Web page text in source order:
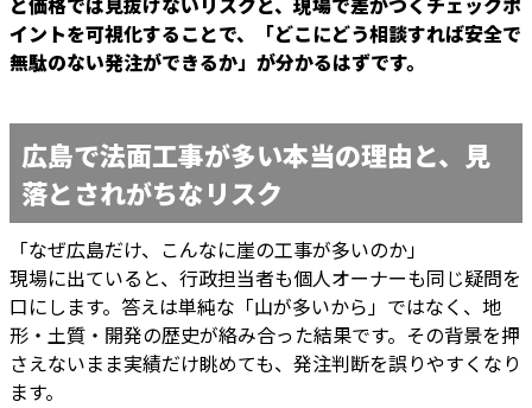
イントを可視化することで、「どこにどう相談すれば安全で
無駄のない発注ができるか」が分かるはずです。
広島で法面工事が多い本当の理由と、見
落とされがちなリスク
「なぜ広島だけ、こんなに崖の工事が多いのか」
現場に出ていると、行政担当者も個人オーナーも同じ疑問を
口にします。答えは単純な「山が多いから」ではなく、地
形・土質・開発の歴史が絡み合った結果です。その背景を押
さえないまま実績だけ眺めても、発注判断を誤りやすくなり
ます。